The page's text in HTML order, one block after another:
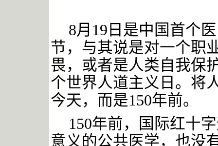
8月19日是中国首个
节，与其说是对一个职
畏，或者是人类自我保
个世界人道主义日。将
今天，而是150年前。
150年前，国际红十
意义的公共医学，也没